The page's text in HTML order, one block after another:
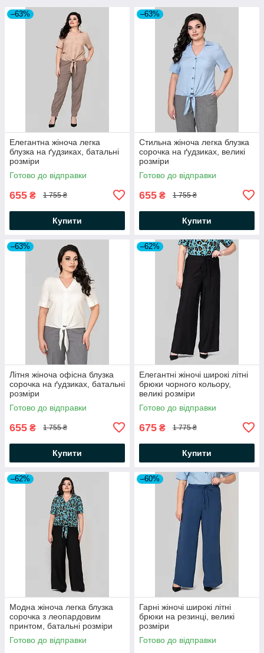
–63%
Елегантна жіноча легка
блузка на ґудзиках, батальні
розміри
Готово до відправки
655 ₴ 1 755 ₴
Купити
–63%
Стильна жіноча легка блузка
сорочка на ґудзиках, великі
розміри
Готово до відправки
655 ₴ 1 755 ₴
Купити
–63%
Літня жіноча офісна блузка
сорочка на ґудзиках, батальні
розміри
Готово до відправки
655 ₴ 1 755 ₴
Купити
–62%
Елегантні жіночі широкі літні
брюки чорного кольору,
великі розміри
Готово до відправки
675 ₴ 1 775 ₴
Купити
–62%
Модна жіноча легка блузка
сорочка з леопардовим
принтом, батальні розміри
Готово до відправки
–60%
Гарні жіночі широкі літні
брюки на резинці, великі
розміри
Готово до відправки